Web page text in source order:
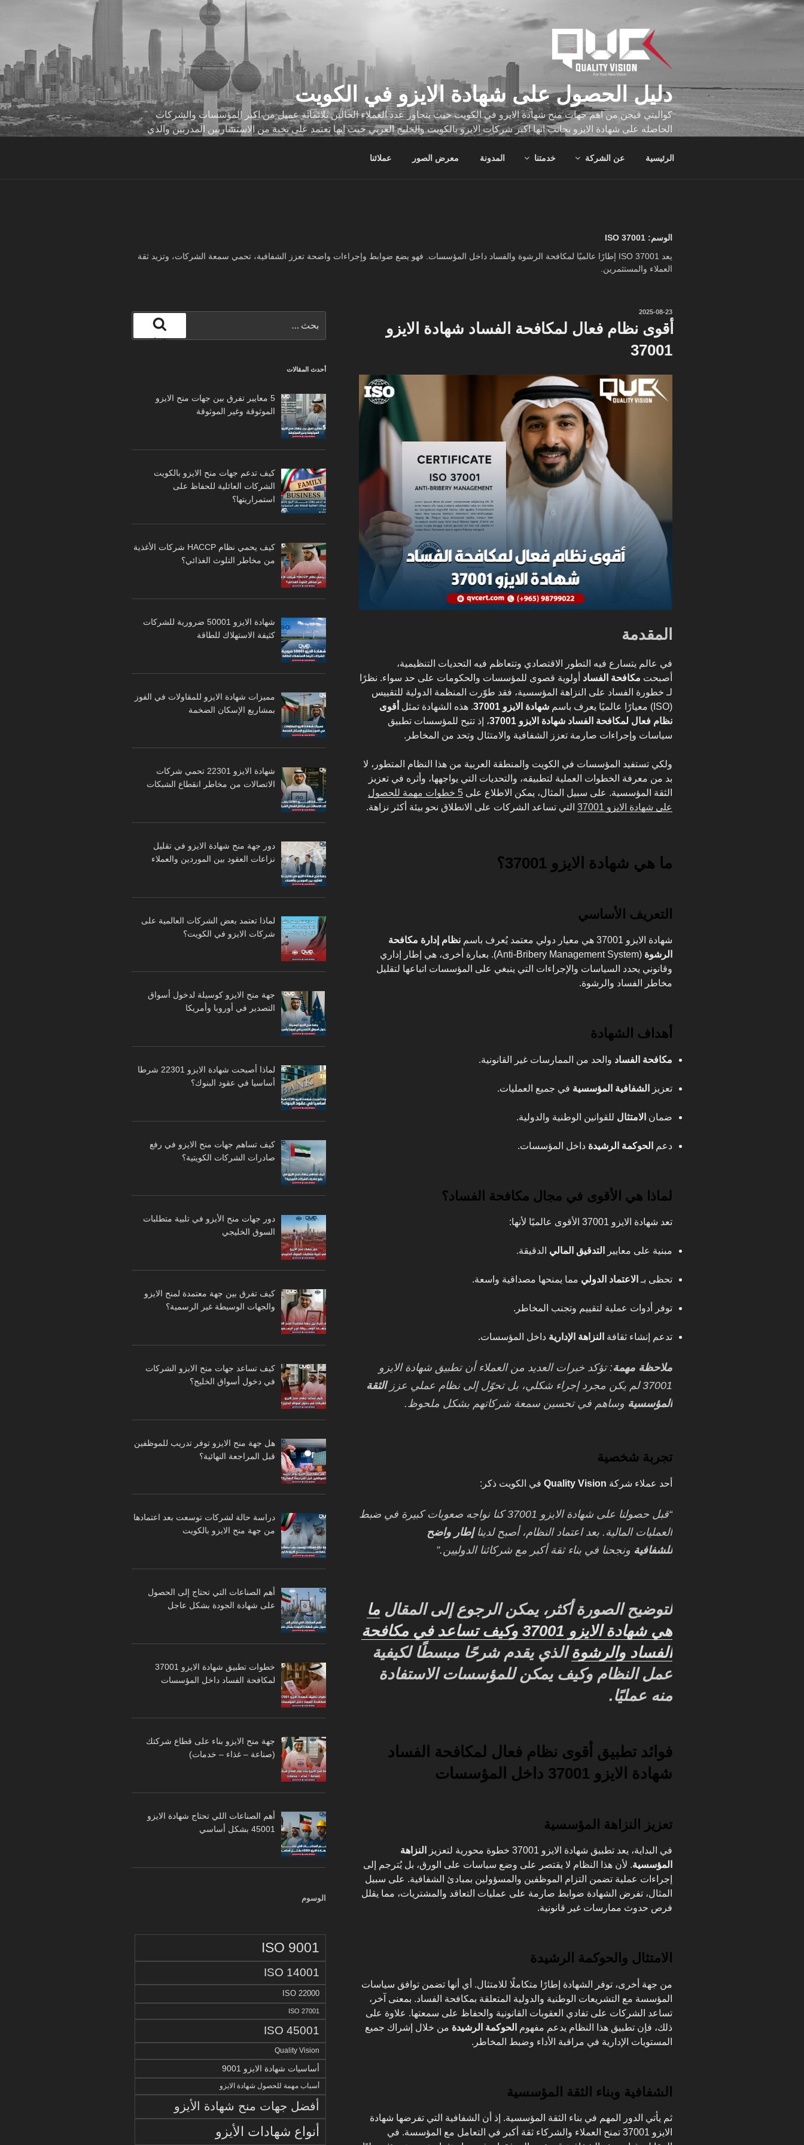
التجاوز
دليل الحصول على شهادة الايزو في الكويت
كواليتي فيجن من اهم جهات منح شهادة الايزو في الكويت حيث يتجاوز عدد العملاء الحالين ثلاثمائة عميل من اكبر المؤسسات والشركات
الحاصله على شهادة الايزو بجانب انها اكبر شركات الايزو بالكويت والخليج العربي حيث انها تعتمد على نخبة من الاستشاريين المدربين والذي
الرئيسية عن الشركة خدمتنا المدونة معرض الصور عملائنا
الوسم: ISO 37001
يعد ISO 37001 إطارًا عالميًا لمكافحة الرشوة والفساد داخل المؤسسات. فهو يضع ضوابط وإجراءات واضحة تعزز الشفافية، تحمي سمعة الشركات، وتزيد ثقة
العملاء والمستثمرين.
نُشر
في
2025-08-23
أقوى نظام فعال لمكافحة الفساد شهادة الايزو
37001
المقدمة
في عالم يتسارع فيه التطور الاقتصادي وتتعاظم فيه التحديات التنظيمية،
أصبحت مكافحة الفساد أولوية قصوى للمؤسسات والحكومات على حد سواء. نظرًا
لـ خطورة الفساد على النزاهة المؤسسية، فقد طوّرت المنظمة الدولية للتقييس
(ISO) معيارًا عالميًا يعرف باسم
شهادة الايزو 37001 . هذه الشهادة تمثل أقوى
نظام فعال لمكافحة الفساد شهادة الايزو 37001
، إذ تتيح للمؤسسات تطبيق
سياسات وإجراءات صارمة تعزز الشفافية والامتثال وتحد من المخاطر.
ولكي تستفيد المؤسسات في الكويت والمنطقة العربية من هذا النظام المتطور، لا
بد من معرفة الخطوات العملية لتطبيقه، والتحديات التي يواجهها، وأثره في تعزيز
الثقة المؤسسية. على سبيل المثال، يمكن الاطلاع على
5 خطوات مهمة للحصول
على شهادة الايزو 37001
التي تساعد الشركات على الانطلاق نحو بيئة أكثر نزاهة.
ما هي شهادة الايزو 37001؟
التعريف الأساسي
شهادة الايزو 37001 هي معيار دولي معتمد يُعرف باسم
نظام إدارة مكافحة
الرشوة
(Anti-Bribery Management System). بعبارة أخرى، هي إطار إداري
وقانوني يحدد السياسات والإجراءات التي ينبغي على المؤسسات اتباعها لتقليل
مخاطر الفساد والرشوة.
أهداف الشهادة
مكافحة الفساد والحد من الممارسات غير القانونية.
تعزيز الشفافية المؤسسية في جميع العمليات.
ضمان الامتثال للقوانين الوطنية والدولية.
دعم الحوكمة الرشيدة داخل المؤسسات.
لماذا هي الأقوى في مجال مكافحة الفساد؟
تعد شهادة الايزو 37001 الأقوى عالميًا لأنها:
مبنية على معايير التدقيق المالي الدقيقة.
تحظى بـ الاعتماد الدولي مما يمنحها مصداقية واسعة.
توفر أدوات عملية لتقييم وتجنب المخاطر.
تدعم إنشاء ثقافة النزاهة الإدارية داخل المؤسسات.
ملاحظة مهمة: تؤكد خبرات العديد من العملاء أن تطبيق شهادة الايزو
37001 لم يكن مجرد إجراء شكلي، بل تحوّل إلى نظام عملي عزز
الثقة
المؤسسية وساهم في تحسين سمعة شركاتهم بشكل ملحوظ.
تجربة شخصية
أحد عملاء شركة Quality Vision في الكويت ذكر:
“قبل حصولنا على شهادة الايزو 37001 كنا نواجه صعوبات كبيرة في ضبط
العمليات المالية. بعد اعتماد النظام، أصبح لديناإطار واضح
للشفافية ونجحنا في بناء ثقة أكبر مع شركائنا الدوليين.”
لتوضيح الصورة أكثر، يمكن الرجوع إلى المقال ما
هي شهادة الايزو 37001 وكيف تساعد في مكافحة
الفساد والرشوةالذي يقدم شرحًا مبسطًا لكيفية
عمل النظام وكيف يمكن للمؤسسات الاستفادة
منه عمليًا.
فوائد تطبيق أقوى نظام فعال لمكافحة الفساد
شهادة الايزو 37001 داخل المؤسسات
تعزيز النزاهة المؤسسية
في البداية، يعد تطبيق شهادة الايزو 37001 خطوة محورية لتعزيز
النزاهة
المؤسسية. لأن هذا النظام لا يقتصر على وضع سياسات على الورق، بل يُترجم إلى
إجراءات عملية تضمن التزام الموظفين والمسؤولين بمبادئ الشفافية. على سبيل
المثال، تفرض الشهادة ضوابط صارمة على عمليات التعاقد والمشتريات، مما يقلل
فرص حدوث ممارسات غير قانونية.
الامتثال والحوكمة الرشيدة
من جهة أخرى، توفر الشهادة إطارًا متكاملًا للامتثال. أي أنها تضمن توافق سياسات
المؤسسة مع التشريعات الوطنية والدولية المتعلقة بمكافحة الفساد. بمعنى آخر،
تساعد الشركات على تفادي العقوبات القانونية والحفاظ على سمعتها. علاوة على
ذلك، فإن تطبيق هذا النظام يدعم مفهوم الحوكمة الرشيدة من خلال إشراك جميع
المستويات الإدارية في مراقبة الأداء وضبط المخاطر.
الشفافية وبناء الثقة المؤسسية
ثم يأتي الدور المهم في بناء الثقة المؤسسية. إذ أن الشفافية التي تفرضها شهادة
الايزو 37001 تمنح العملاء والشركاء ثقة أكبر في التعامل مع المؤسسة. في
عن:
بحث
أحدث المقالات
5 معايير تفرق بين جهات منح الايزو
الموثوقة وغير الموثوقة
كيف تدعم جهات منح الايزو بالكويت
الشركات العائلية للحفاظ على
استمراريتها؟
كيف يحمي نظام HACCP شركات الأغذية
من مخاطر التلوث الغذائي؟
شهادة الايزو 50001 ضرورية للشركات
كثيفة الاستهلاك للطاقة
مميزات شهادة الايزو للمقاولات في الفوز
بمشاريع الإسكان الضخمة
شهادة الايزو 22301 تحمي شركات
الاتصالات من مخاطر انقطاع الشبكات
دور جهة منح شهادة الايزو في تقليل
نزاعات العقود بين الموردين والعملاء
لماذا تعتمد بعض الشركات العالمية على
شركات الايزو في الكويت؟
جهة منح الايزو كوسيلة لدخول أسواق
التصدير في أوروبا وأمريكا
لماذا أصبحت شهادة الايزو 22301 شرطا
أساسيا في عقود البنوك؟
كيف تساهم جهات منح الايزو في رفع
صادرات الشركات الكويتية؟
دور جهات منح الأيزو في تلبية متطلبات
السوق الخليجي
كيف تفرق بين جهة معتمدة لمنح الايزو
والجهات الوسيطة غير الرسمية؟
كيف تساعد جهات منح الايزو الشركات
في دخول أسواق الخليج؟
هل جهة منح الايزو توفر تدريب للموظفين
قبل المراجعة النهائية؟
دراسة حالة لشركات توسعت بعد اعتمادها
من جهة منح الايزو بالكويت
أهم الصناعات التي تحتاج إلى الحصول
على شهادة الجودة بشكل عاجل
خطوات تطبيق شهادة الايزو 37001
لمكافحة الفساد داخل المؤسسات
جهة منح الايزو بناء على قطاع شركتك
(صناعة – غذاء – خدمات)
أهم الصناعات اللي تحتاج شهادة الايزو
45001 بشكل أساسي
الوسوم
ISO 9001
ISO 14001
ISO 22000
ISO 27001
ISO 45001
Quality Vision
أساسيات شهادة الايزو 9001
أسباب مهمة للحصول شهادة الايزو
أفضل جهات منح شهادة الأيزو
أنواع شهادات الأيزو